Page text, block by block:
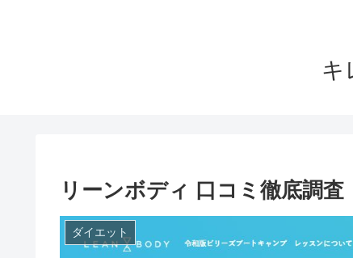
キ
リーンボディ 口コミ徹底調
ダイエット